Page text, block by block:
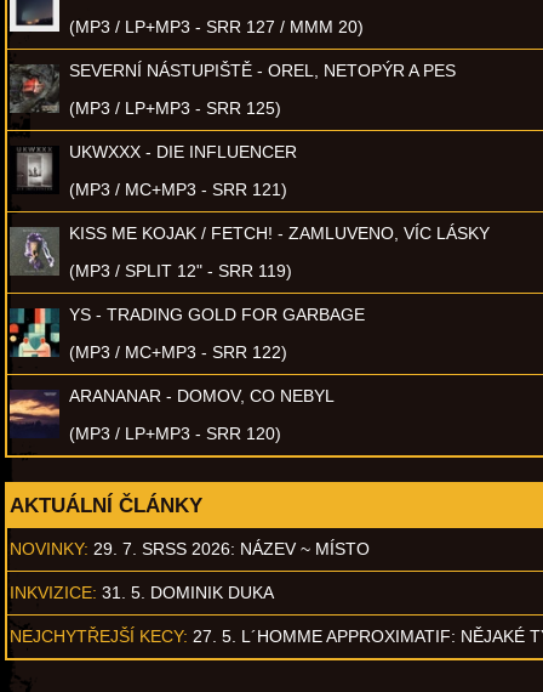
(MP3 / LP+MP3 - SRR 127 / MMM 20)
SEVERNÍ NÁSTUPIŠTĚ - OREL, NETOPÝR A PES
(MP3 / LP+MP3 - SRR 125)
UKWXXX - DIE INFLUENCER
(MP3 / MC+MP3 - SRR 121)
KISS ME KOJAK / FETCH! - ZAMLUVENO, VÍC LÁSKY
(MP3 / SPLIT 12" - SRR 119)
YS - TRADING GOLD FOR GARBAGE
(MP3 / MC+MP3 - SRR 122)
ARANANAR - DOMOV, CO NEBYL
(MP3 / LP+MP3 - SRR 120)
AKTUÁLNÍ ČLÁNKY
NOVINKY: 29. 7. SRSS 2026: NÁZEV ~ MÍSTO
INKVIZICE: 31. 5. DOMINIK DUKA
NEJCHYTŘEJŠÍ KECY: 27. 5. L´HOMME APPROXIMATIF: NĚJAKÉ